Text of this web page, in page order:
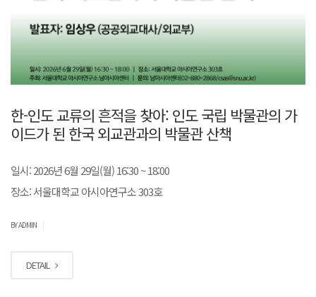
한-인도 교류의 흔적을 찾아: 인도 국립 박물관의 가
이드가 된 한국 외교관과의 박물관 산책
일시: 2026년 6월 29일(월) 16:30 ~ 18:00
장소: 서울대학교 아시아연구소 303호
BY ADMIN
DETAIL